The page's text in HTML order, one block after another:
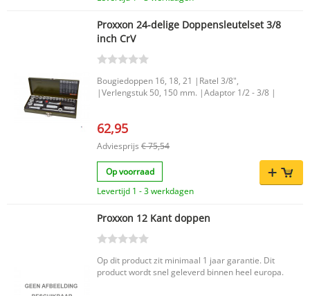
Proxxon 24-delige Doppensleutelset 3/8
inch CrV
Bougiedoppen 16, 18, 21 |Ratel 3/8",
|Verlengstuk 50, 150 mm. |Adaptor 1/2 - 3/8 |
62,95
Adviesprijs € 75,54
Op voorraad
Levertijd 1 - 3 werkdagen
Proxxon 12 Kant doppen
Op dit product zit minimaal 1 jaar garantie. Dit
product wordt snel geleverd binnen heel europa.